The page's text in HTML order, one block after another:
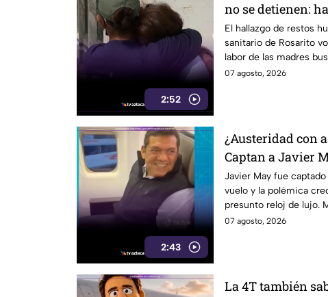
2:52
no se detienen:
humanos reaviva
El hallazgo de restos
sanitario de Rosarito
labor de las madres
07 agosto, 2026
2:43
¿Austeridad con
Captan a Javier
primera clase y
orejas”
Javier May fue
vuelo y la polémica
presunto reloj de lujo.
07 agosto, 2026
La 4T también